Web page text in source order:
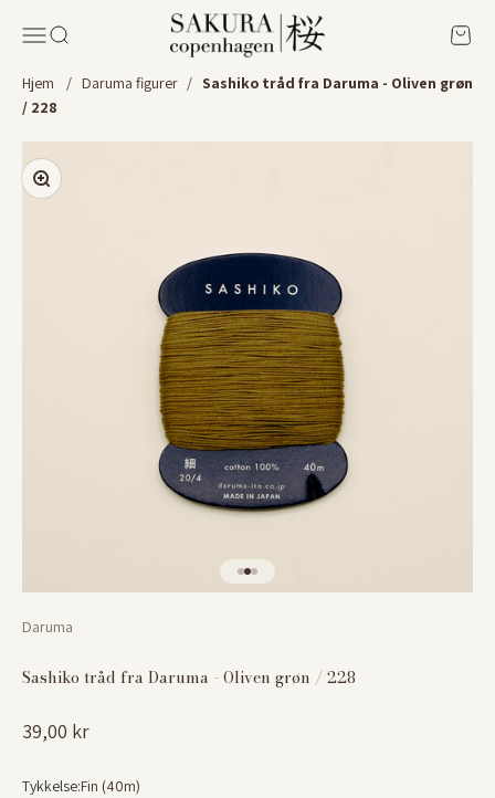
MenuSøg
Sakura Copenhagen
Kurv
Hjem / Daruma figurer / Sashiko tråd fra Daruma - Oliven grøn
/ 228
Zoom
Gå til element 1
Gå til element 2
Gå til element 3
Daruma
Sashiko tråd fra Daruma - Oliven grøn / 228
Salgspris
39,00 kr
Tykkelse:Fin (40m)